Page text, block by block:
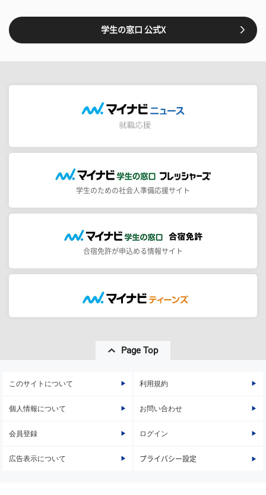
学生の窓口 公式X
学生のための社会人準備応援サイト
合宿免許が申込める情報サイト
Page Top
このサイトについて 利用規約
個人情報について お問い合わせ
会員登録 ログイン
広告表示について プライバシー設定